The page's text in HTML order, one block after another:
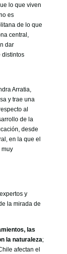
lo que viven
es
de lo que
central,
dar
distintos
Arratia,
y trae una
al
de la
desde
en la que el
muy
y
la mirada de
las
la naturaleza;
afectan el